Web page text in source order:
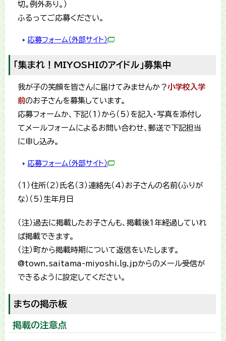
切。例外あり。）
ふるってご応募ください。
応募フォーム（外部サイト）
「集まれ！MIYOSHIのアイドル」募集中
我が子の笑顔を皆さんに届けてみませんか？小学校入学
前のお子さんを募集しています。
応募フォームか、下記（1）から（5）を記入・写真を添付し
てメールフォームによるお問い合わせ、郵送で下記担当
に申し込み。
応募フォーム（外部サイト）
（1）住所（2）氏名（3）連絡先（4）お子さんの名前(ふりが
な）（5）生年月日
（注）過去に掲載したお子さんも、掲載後1年経過していれ
ば掲載できます。
（注）町から掲載時期について返信をいたします。
@town.saitama-miyoshi.lg.jpからのメール受信が
できるように設定してください。
まちの掲示板
掲載の注意点